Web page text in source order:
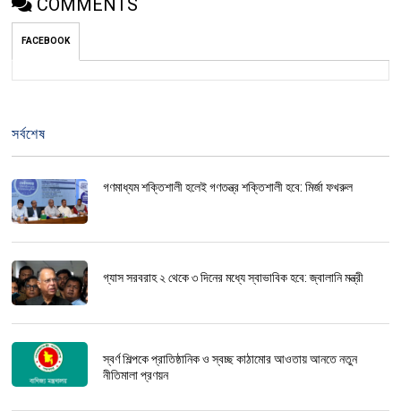
COMMENTS
FACEBOOK
সর্বশেষ
গণমাধ্যম শক্তিশালী হলেই গণতন্ত্র শক্তিশালী হবে: মির্জা ফখরুল
গ্যাস সরবরাহ ২ থেকে ৩ দিনের মধ্যে স্বাভাবিক হবে: জ্বালানি মন্ত্রী
স্বর্ণ শিল্পকে প্রাতিষ্ঠানিক ও স্বচ্ছ কাঠামোর আওতায় আনতে নতুন
নীতিমালা প্রণয়ন